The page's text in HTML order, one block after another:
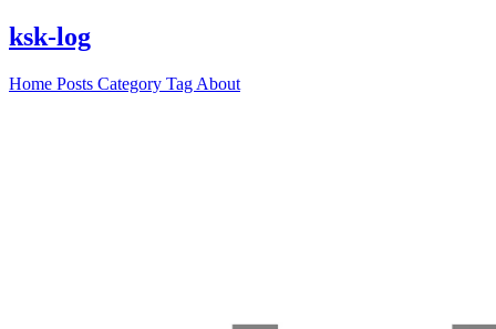
ksk-log
Home Posts Category Tag About